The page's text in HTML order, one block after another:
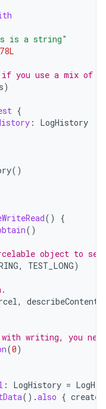
is a string"
you use a mix of
)
{
: LogHistory
()
()
{
()
object to
, TEST_LONG)
, describeContents
writing, you
(0)
: LogHistory =
().also {